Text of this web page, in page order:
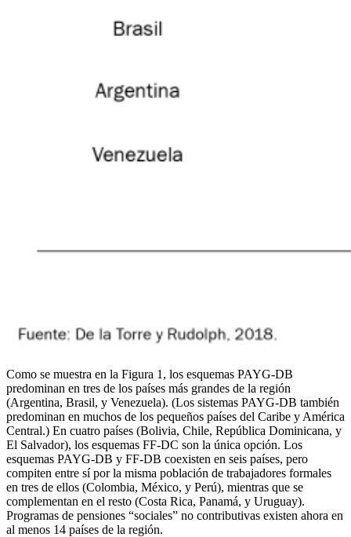
Como se muestra en la Figura 1, los esquemas PAYG-DB
predominan en tres de los países más grandes de la región
(Argentina, Brasil, y Venezuela). (Los sistemas PAYG-DB también
predominan en muchos de los pequeños países del Caribe y América
Central.) En cuatro países (Bolivia, Chile, República Dominicana, y
El Salvador), los esquemas FF-DC son la única opción. Los
esquemas PAYG-DB y FF-DB coexisten en seis países, pero
compiten entre sí por la misma población de trabajadores formales
en tres de ellos (Colombia, México, y Perú), mientras que se
complementan en el resto (Costa Rica, Panamá, y Uruguay).
Programas de pensiones “sociales” no contributivas existen ahora en
al menos 14 países de la región.